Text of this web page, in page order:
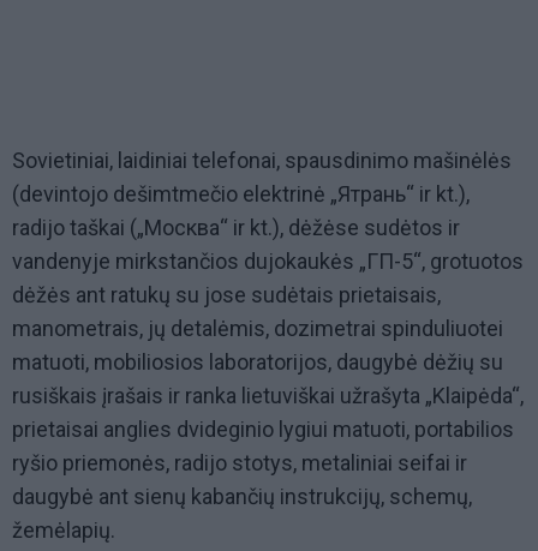
Sovietiniai, laidiniai telefonai, spausdinimo mašinėlės
(devintojo dešimtmečio elektrinė „Ятрань“ ir kt.),
radijo taškai („Москва“ ir kt.), dėžėse sudėtos ir
vandenyje mirkstančios dujokaukės „ГП-5“, grotuotos
dėžės ant ratukų su jose sudėtais prietaisais,
manometrais, jų detalėmis, dozimetrai spinduliuotei
matuoti, mobiliosios laboratorijos, daugybė dėžių su
rusiškais įrašais ir ranka lietuviškai užrašyta „Klaipėda“,
prietaisai anglies dvideginio lygiui matuoti, portabilios
ryšio priemonės, radijo stotys, metaliniai seifai ir
daugybė ant sienų kabančių instrukcijų, schemų,
žemėlapių.